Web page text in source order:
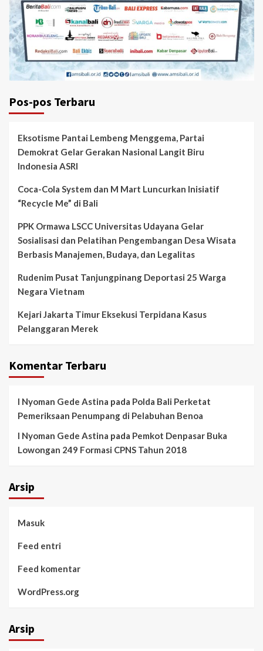
Pos-pos Terbaru
Eksotisme Pantai Lembeng Menggema, Partai
Demokrat Gelar Gerakan Nasional Langit Biru
Indonesia ASRI
Coca-Cola System dan M Mart Luncurkan Inisiatif
“Recycle Me” di Bali
PPK Ormawa LSCC Universitas Udayana Gelar
Sosialisasi dan Pelatihan Pengembangan Desa Wisata
Berbasis Manajemen, Budaya, dan Legalitas
Rudenim Pusat Tanjungpinang Deportasi 25 Warga
Negara Vietnam
Kejari Jakarta Timur Eksekusi Terpidana Kasus
Pelanggaran Merek
Komentar Terbaru
I Nyoman Gede Astina pada Polda Bali Perketat
Pemeriksaan Penumpang di Pelabuhan Benoa
I Nyoman Gede Astina pada Pemkot Denpasar Buka
Lowongan 249 Formasi CPNS Tahun 2018
Arsip
Masuk
Feed entri
Feed komentar
WordPress.org
Arsip